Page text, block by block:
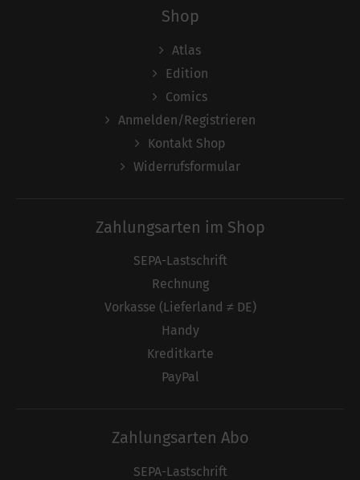
Shop
Atlas
Edition
Comics
Anmelden/Registrieren
Kontakt Shop
Widerrufsformular
Zahlungsarten im Shop
SEPA-Lastschrift
Rechnung
Vorkasse (Lieferland ≠ DE)
Handy
Kreditkarte
PayPal
Zahlungsarten Abo
SEPA-Lastschrift